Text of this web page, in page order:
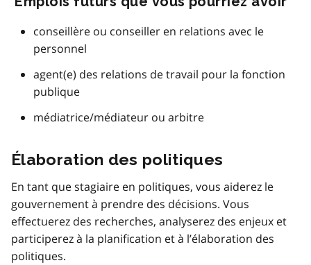
conseillère ou conseiller en relations avec le
personnel
agent(e) des relations de travail pour la fonction
publique
médiatrice/médiateur ou arbitre
Élaboration des politiques
En tant que stagiaire en politiques, vous aiderez le
gouvernement à prendre des décisions. Vous
effectuerez des recherches, analyserez des enjeux et
participerez à la planification et à l’élaboration des
politiques.